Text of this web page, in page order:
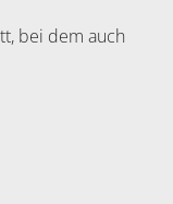
bei dem auch